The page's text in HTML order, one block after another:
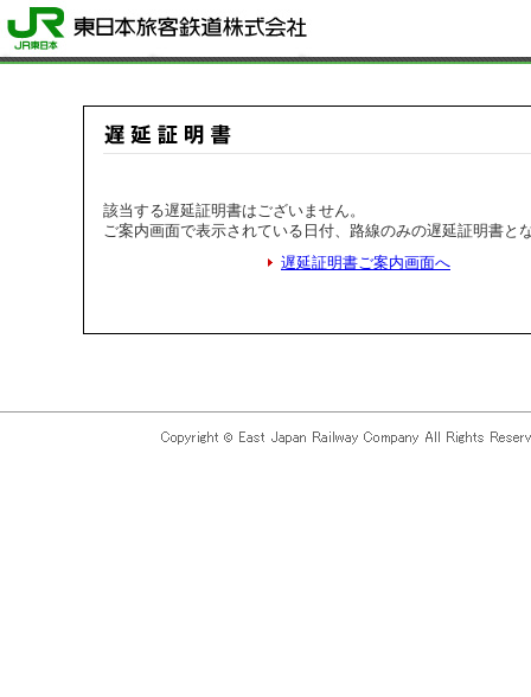
該当する遅延証明書はございません。
ご案内画面で表示されている日付、路線のみの遅延証明書と
遅延証明書ご案内画面へ